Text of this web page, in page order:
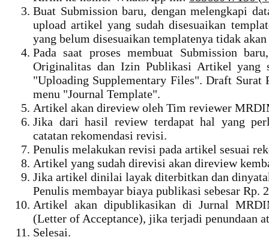
Buat Submission baru, dengan melengkapi
upload artikel yang sudah disesuaikan
yang belum disesuaikan templatenya tidak
Pada saat proses membuat Submission
Originalitas dan Izin Publikasi Artikel yang
"Uploading Supplementary Files". Draft Surat
menu "Journal Template".
Artikel akan direview oleh Tim reviewer
Jika dari hasil review terdapat hal yang
catatan rekomendasi revisi.
Penulis melakukan revisi pada artikel sesuai
Artikel yang sudah direvisi akan direview
Jika artikel dinilai layak diterbitkan dan
Penulis membayar biaya publikasi sebesar Rp.
Artikel akan dipublikasikan di Jurnal
(Letter of Acceptance), jika terjadi penundaan
Selesai.